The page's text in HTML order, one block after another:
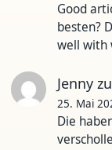
Good
besten?
well with
Jennyzu
25. Mai
Die